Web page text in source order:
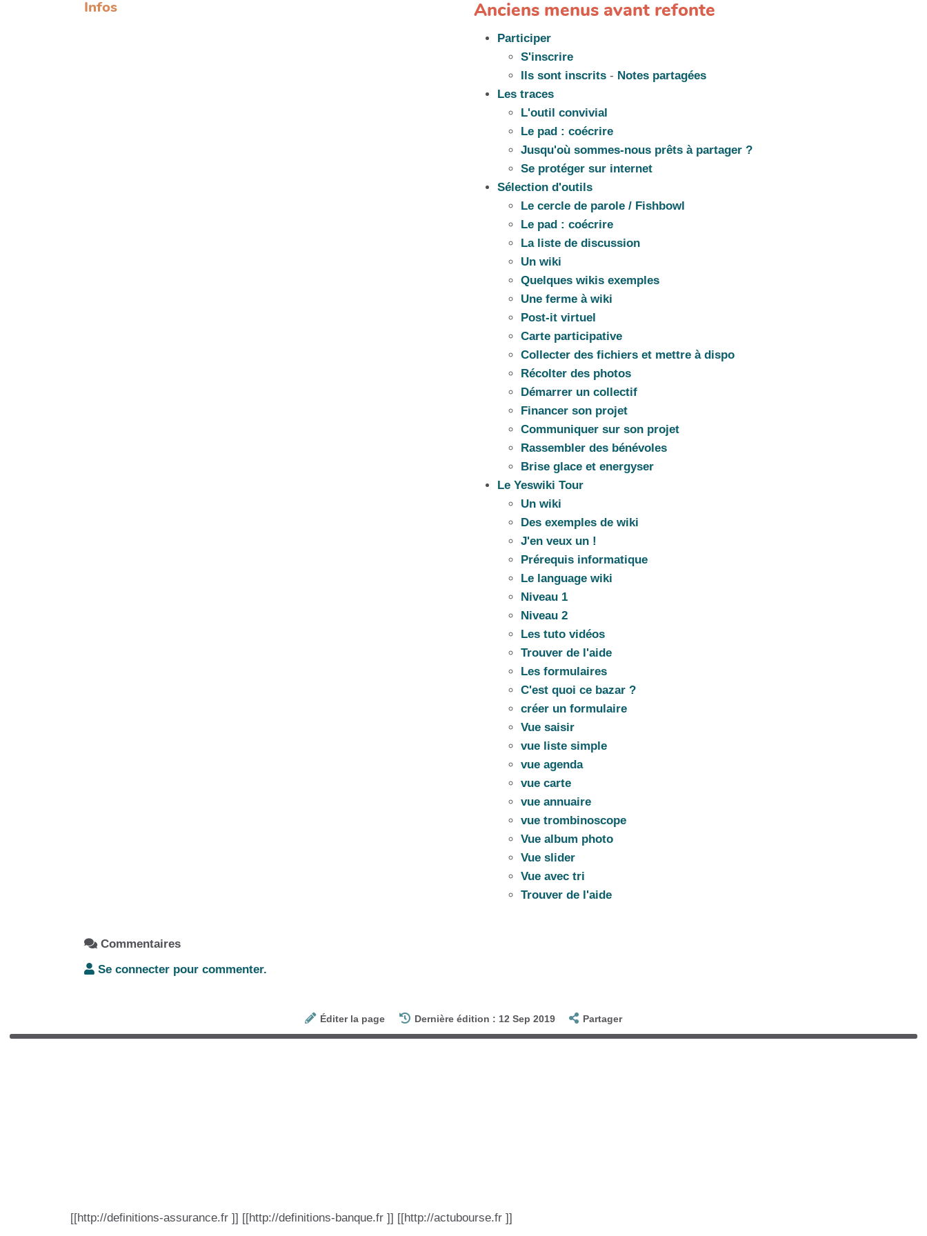
Infos Anciens menus avant refonte
Participer
S'inscrire
Ils sont inscrits - Notes partagées
Les traces
L'outil convivial
Le pad : coécrire
Jusqu'où sommes-nous prêts à partager ?
Se protéger sur internet
Sélection d'outils
Le cercle de parole / Fishbowl
Le pad : coécrire
La liste de discussion
Un wiki
Quelques wikis exemples
Une ferme à wiki
Post-it virtuel
Carte participative
Collecter des fichiers et mettre à dispo
Récolter des photos
Démarrer un collectif
Financer son projet
Communiquer sur son projet
Rassembler des bénévoles
Brise glace et energyser
Le Yeswiki Tour
Un wiki
Des exemples de wiki
J'en veux un !
Prérequis informatique
Le language wiki
Niveau 1
Niveau 2
Les tuto vidéos
Trouver de l'aide
Les formulaires
C'est quoi ce bazar ?
créer un formulaire
Vue saisir
vue liste simple
vue agenda
vue carte
vue annuaire
vue trombinoscope
Vue album photo
Vue slider
Vue avec tri
Trouver de l'aide
Commentaires
Se connecter pour commenter.
Éditer la page Dernière édition : 12 Sep 2019 Partager
[[http://definitions-assurance.fr ]] [[http://definitions-banque.fr ]] [[http://actubourse.fr ]]